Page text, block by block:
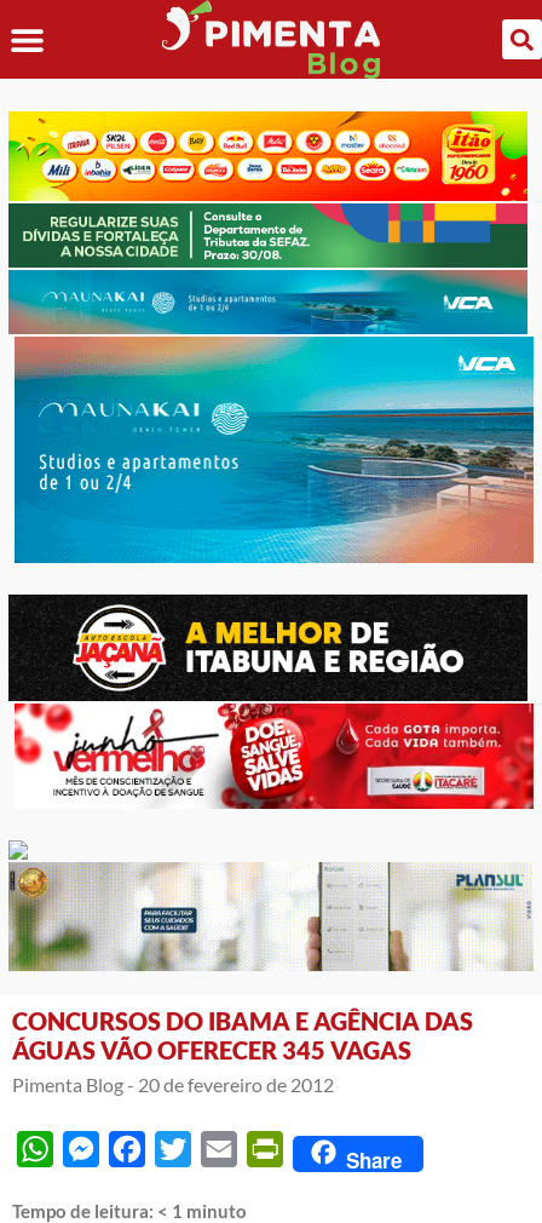
CONCURSOS DO IBAMA E AGÊNCIA DAS
ÁGUAS VÃO OFERECER 345 VAGAS
Pimenta Blog - 20 de fevereiro de 2012
WhatsAppMessengerFacebook
Twitter Email PrintFriendly
Share
Tempo de leitura: < 1 minuto